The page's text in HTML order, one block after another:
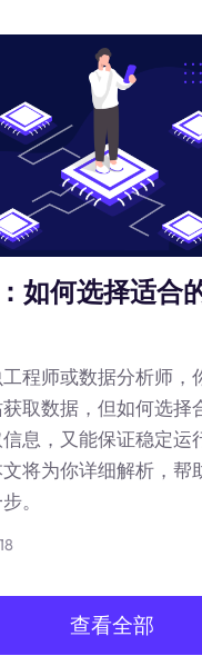
如何选择适合
程师或数据分析师，
取数据，但如何选择
息，又能保证稳定运
将为你详细解析，帮
。
查看全部